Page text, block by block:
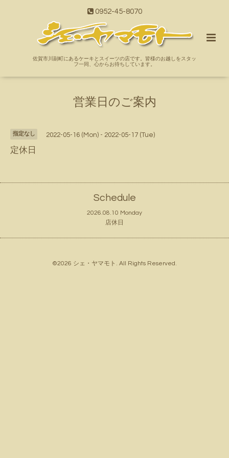
0952-45-8070
佐賀市川副町にあるケーキとスイーツの店です。皆様のお越しをスタッ
フ一同、心からお待ちしています。
営業日のご案内
指定なし 2022-05-16 (Mon) - 2022-05-17 (Tue)
定休日
Schedule
2026.08.10 Monday
店休日
©2026 シェ・ヤマモト . All Rights Reserved.